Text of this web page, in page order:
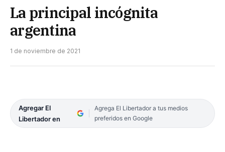
La principal incógnita
argentina
1 de noviembre de 2021
Agregar El
Libertador en
Agrega El Libertador a tus medios
preferidos en Google